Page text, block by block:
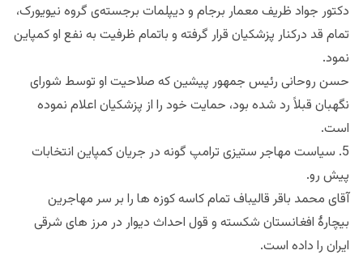
دکتور جواد ظریف معمار برجام و دیپلمات برجسته‌ی گروه نیویورک،
تمام قد درکنار پزشکیان قرار گرفته و با‌تمام ظرفیت به نفع او کمپاین
نمود.
حسن روحانی رئیس جمهور پیشین که صلاحیت او توسط شورای
نگهبان قبلاً رد شده بود، حمایت خود را از پزشکیان اعلام نموده
است.
5. سیاست مهاجر ستیزی ترامپ گونه در جریان کمپاین انتخابات
پیش رو.
آقای محمد باقر قالیباف تمام کاسه کوزه ها را بر سر مهاجرین
بیچارهٔ افغانستان شکسته و قول احداث دیوار در مرز های شرقی
ایران را داده است.